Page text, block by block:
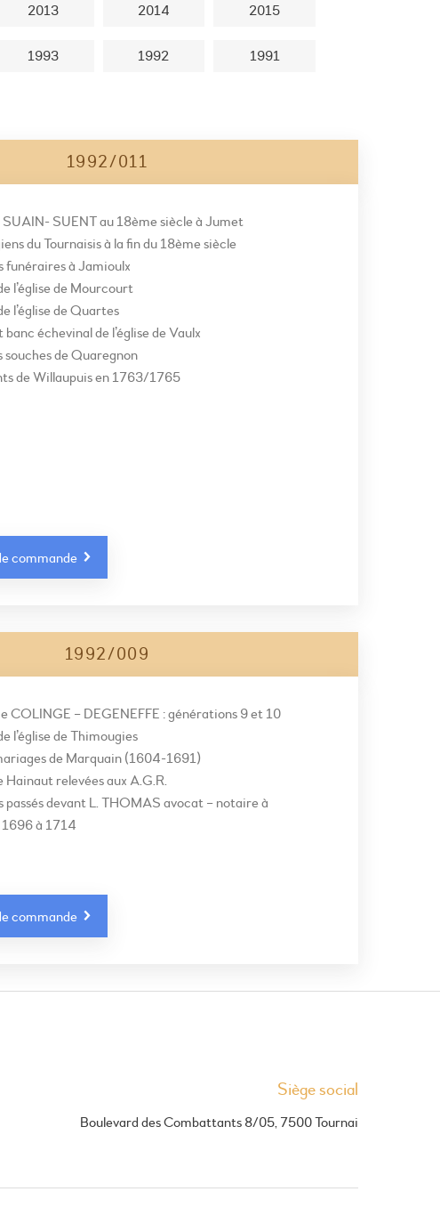
2013 2014 2015
1993 1992 1991
1992/011
SUAIN- SUENT au 18ème siècle à Jumet
du Tournaisis à la fin du 18èmesiècle
funéraires à Jamioulx
l’église de Mourcourt
l’église de Quartes
échevinal de l’église de Vaulx
souches de Quaregnon
de Willaupuis en 1763/1765
commande
1992/009
COLINGE – DEGENEFFE : générations 9 et 10
l’église de Thimougies
de Marquain (1604-1691)
Hainaut relevées aux A.G.R.
passés devant L. THOMAS avocat – notaire à
à 1714
commande
Siège social
Boulevard des Combattants 8/05, 7500 Tournai